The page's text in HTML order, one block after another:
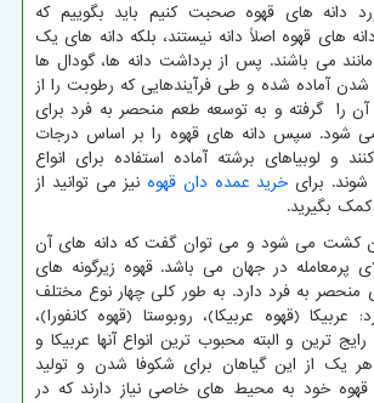
دانه ‌های قهوه صحبت کنیم باید بگوییم که
‌های قهوه اصلاً دانه نیستند، بلکه دانه ‌های یک
می باشند. پس از برداشت دانه ها، گودال ها
شدن آماده شده و طی فرآیندهایی که رطوبت را از
را گرفته و به توسعه طعم منحصر به فرد برای
می شود. سپس دانه های قهوه را بر اساس درجات
و لوبیاهای برشته آماده استفاده برای انواع
برای خرید عمده دان قهوه نیز می توانید از
بگیرید.
کشت می شود و می توان گفت که دانه ‌های آن
پرمعامله در جهان می باشد. قهوه زیرگونه های
منحصر به فرد دارد. به طور کلی چهار نوع مختلف
عربیکا (قهوه عربیکا)، روبوستا (قهوه کانفورا)،
رایج ترین و البته محبوب ترین انواع آنها عربیکا و
هر یک از این گیاهان برای شکوفا شدن و تولید
خود به محیط های خاصی نیاز دارند که در